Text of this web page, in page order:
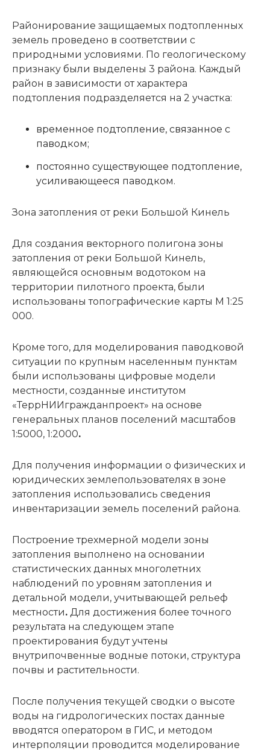
Районирование защищаемых подтопленных
земель проведено в соответствии с
природными условиями. По геологическому
признаку были выделены 3 района. Каждый
район в зависимости от характера
подтопления подразделяется на 2 участка:
временное подтопление, связанное с
паводком;
постоянно существующее подтопление,
усиливающееся паводком.
Зона затопления от реки Большой Кинель
Для создания векторного полигона зоны
затопления от реки Большой Кинель,
являющейся основным водотоком на
территории пилотного проекта, были
использованы топографические карты М 1:25
000.
Кроме того, для моделирования паводковой
ситуации по крупным населенным пунктам
были использованы цифровые модели
местности, созданные институтом
«ТеррНИИгражданпроект» на основе
генеральных планов поселений масштабов
1:5000, 1:2000.
Для получения информации о физических и
юридических землепользователях в зоне
затопления использовались сведения
инвентаризации земель поселений района.
Построение трехмерной модели зоны
затопления выполнено на основании
статистических данных многолетних
наблюдений по уровням затопления и
детальной модели, учитывающей рельеф
местности. Для достижения более точного
результата на следующем этапе
проектирования будут учтены
внутрипочвенные водные потоки, структура
почвы и растительности.
После получения текущей сводки о высоте
воды на гидрологических постах данные
вводятся оператором в ГИС, и методом
интерполяции проводится моделирование